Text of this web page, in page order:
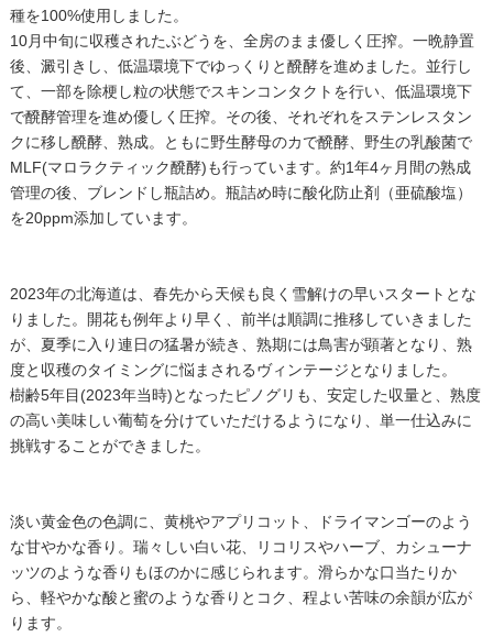
種を100%使用しました。
10月中旬に収穫されたぶどうを、全房のまま優しく圧搾。一晩静置
後、澱引きし、低温環境下でゆっくりと醗酵を進めました。並行し
て、一部を除梗し粒の状態でスキンコンタクトを行い、低温環境下
で醗酵管理を進め優しく圧搾。その後、それぞれをステンレスタン
クに移し醗酵、熟成。ともに野生酵母のカで醗酵、野生の乳酸菌で
MLF(マロラクティック醗酵)も行っています。約1年4ヶ月間の熟成
管理の後、ブレンドし瓶詰め。瓶詰め時に酸化防止剤（亜硫酸塩）
を20ppm添加しています。
2023年の北海道は、春先から天候も良く雪解けの早いスタートとな
りました。開花も例年より早く、前半は順調に推移していきました
が、夏季に入り連日の猛暑が続き、熟期には鳥害が顕著となり、熟
度と収穫のタイミングに悩まされるヴィンテージとなりました。
樹齢5年目(2023年当時)となったピノグリも、安定した収量と、熟度
の高い美味しい葡萄を分けていただけるようになり、単一仕込みに
挑戦することができました。
淡い黄金色の色調に、黄桃やアプリコット、ドライマンゴーのよう
な甘やかな香り。瑞々しい白い花、リコリスやハーブ、カシューナ
ッツのような香りもほのかに感じられます。滑らかな口当たりか
ら、軽やかな酸と蜜のような香りとコク、程よい苦味の余韻が広が
ります。